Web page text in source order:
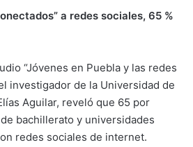
a redes sociales, 65 %
“Jóvenes en Puebla y las redes
investigador de la Universidad de
Aguilar, reveló que 65 por
bachillerato y universidades
redes sociales de internet.